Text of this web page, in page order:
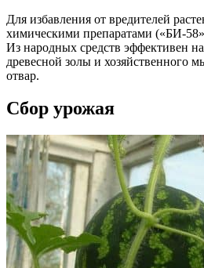
Для избавления от вредителей
химическими препаратами («БИ-
Из народных средств эффективен
древесной золы и хозяйственного
отвар.
Сбор урожая